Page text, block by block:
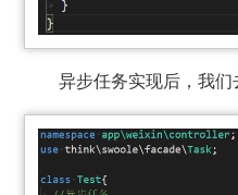
异步任务实现后，我们